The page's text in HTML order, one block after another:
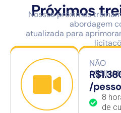
Próximos
Nossos próximos
abordagem
atualizada para
NÃO
/
8
de